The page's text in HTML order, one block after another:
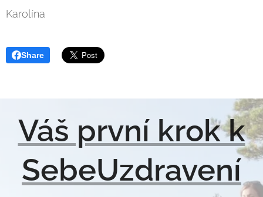
Karolína
Share
Váš první krok k
SebeUzdravení